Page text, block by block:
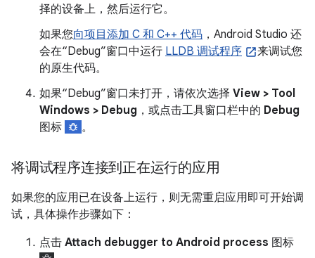
择的设备上，然后运行它。
如果您向项目添加 C 和 C++ 代码 ，Android Studio 还
会在“Debug”窗口中运行 LLDB 调试程序
来调试您
的原生代码。
如果“Debug”窗口未打开，请依次选择 View > Tool
Windows > Debug ，或点击工具窗口栏中的 Debug
图标
。
将调试程序连接到正在运行的应用
如果您的应用已在设备上运行，则无需重启应用即可开始调
试，具体操作步骤如下：
点击 Attach debugger to Android process 图标